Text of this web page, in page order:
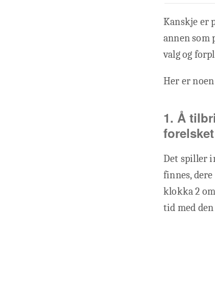
Kanskje er
annen som
valg og
Her er
1. Å
forelsket
Det spiller
finnes,
klokka 2
tid med